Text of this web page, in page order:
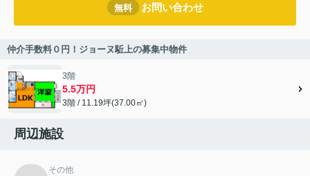
無料 お問い合わせ
仲介手数料０円！ジョーヌ駈上の募集中物件
3階
5.5万円
3階 / 11.19坪(37.00㎡)
周辺施設
その他